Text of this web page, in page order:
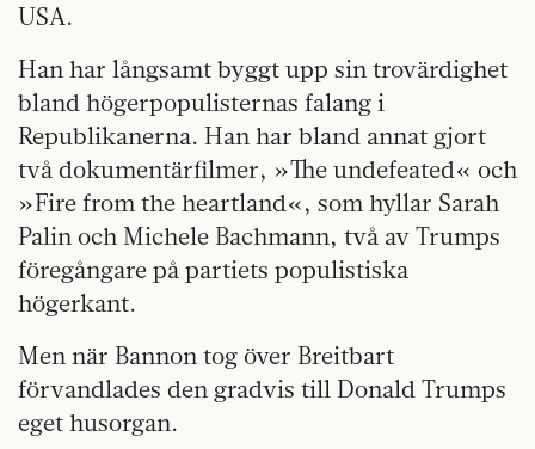
USA.
Han har långsamt byggt upp sin trovärdighet
bland högerpopulisternas falang i
Republikanerna. Han har bland annat gjort
två dokumentärfilmer, »The undefeated« och
»Fire from the heartland«, som hyllar Sarah
Palin och Michele Bachmann, två av Trumps
föregångare på partiets populistiska
högerkant.
Men när Bannon tog över Breitbart
förvandlades den gradvis till Donald Trumps
eget husorgan.